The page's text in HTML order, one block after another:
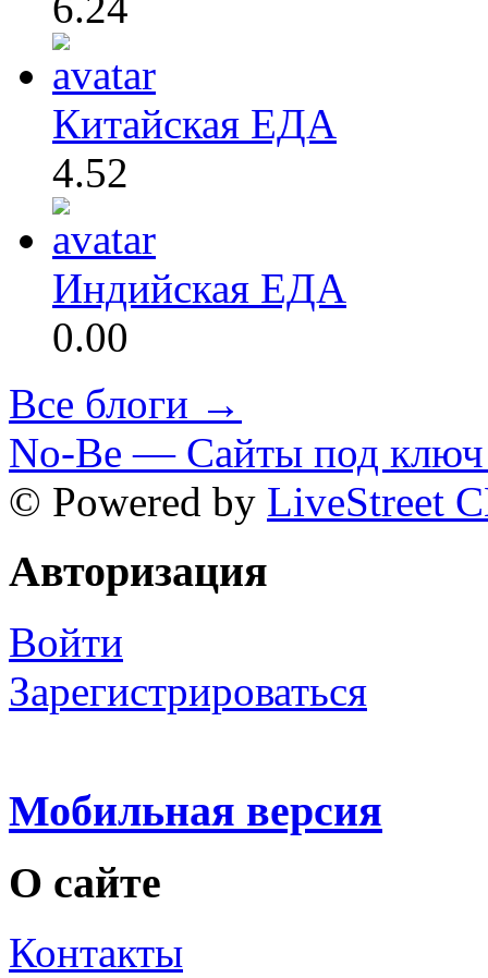
Китайская ЕДА
4.52
Индийская ЕДА
0.00
Все блоги →
No-Be — Сайты под ключ
© Powered by LiveStreet
Авторизация
Войти
Зарегистрироваться
Мобильная версия
О сайте
Контакты